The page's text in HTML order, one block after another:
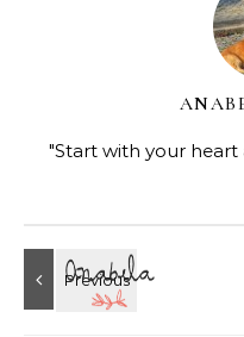
"Start with your heart